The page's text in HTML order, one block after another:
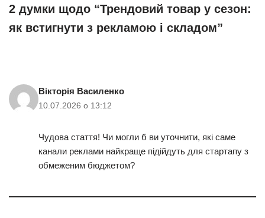
2 думки щодо “Трендовий товар у сезон:
як встигнути з рекламою і складом”
Вікторія Василенко
10.07.2026 о 13:12
Чудова стаття! Чи могли б ви уточнити, які саме
канали реклами найкраще підійдуть для стартапу з
обмеженим бюджетом?